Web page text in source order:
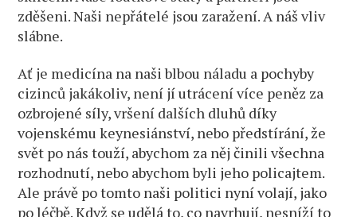
zděšeni. Naši nepřátelé jsou zaražení. A náš vliv
slábne.
Ať je medicína na naši blbou náladu a pochyby
cizinců jakákoliv, není jí utrácení více peněz za
ozbrojené síly, vršení dalších dluhů díky
vojenskému keynesiánství, nebo předstírání, že
svět po nás touží, abychom za něj činili všechna
rozhodnutí, nebo abychom byli jeho policajtem.
Ale právě po tomto naši politici nyní volají, jako
po léčbě. Když se udělá to, co navrhují, nesníží to